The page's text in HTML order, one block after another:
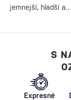
jemnejší, hladší a…
S
Expresné